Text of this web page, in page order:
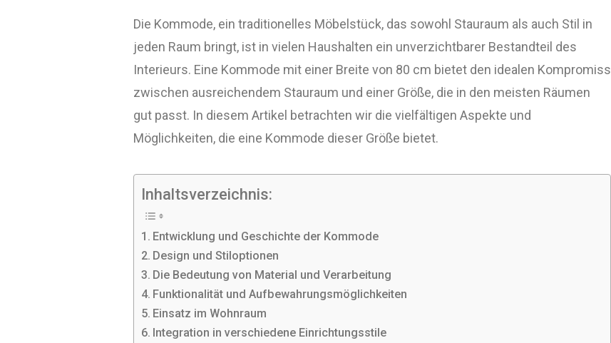
Die Kommode, ein traditionelles Möbelstück, das sowohl Stauraum als auch Stil in
jeden Raum bringt, ist in vielen Haushalten ein unverzichtbarer Bestandteil des
Interieurs. Eine Kommode mit einer Breite von 80 cm bietet den idealen Kompromiss
zwischen ausreichendem Stauraum und einer Größe, die in den meisten Räumen
gut passt. In diesem Artikel betrachten wir die vielfältigen Aspekte und
Möglichkeiten, die eine Kommode dieser Größe bietet.
Inhaltsverzeichnis:
Entwicklung und Geschichte der Kommode
Design und Stiloptionen
Die Bedeutung von Material und Verarbeitung
Funktionalität und Aufbewahrungsmöglichkeiten
Einsatz im Wohnraum
Integration in verschiedene Einrichtungsstile